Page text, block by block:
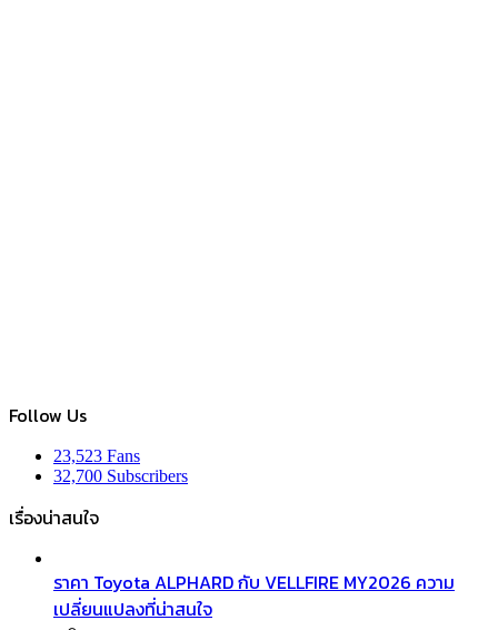
Follow Us
23,523 Fans
32,700 Subscribers
เรื่องน่าสนใจ
ราคา Toyota ALPHARD กับ VELLFIRE MY2026 ความ
เปลี่ยนแปลงที่น่าสนใจ